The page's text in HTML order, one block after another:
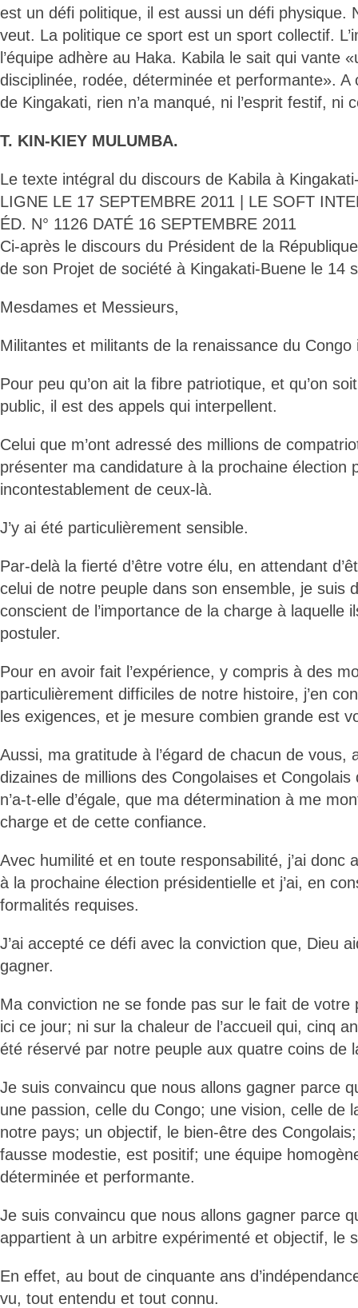
est un défi politique, il est aussi un défi physique.
veut. La politique ce sport est un sport collectif.
l’équipe adhère au Haka. Kabila le sait qui vante
disciplinée, rodée, déterminée et performante». A
de Kingakati, rien n’a manqué, ni l’esprit festif, ni
T. KIN-KIEY MULUMBA.
Le texte intégral du discours de Kabila à
LIGNE LE 17 SEPTEMBRE 2011 | LE SOFT
ÉD. N° 1126 DATÉ 16 SEPTEMBRE 2011
Ci-après le discours du Président de la
de son Projet de société à Kingakati-Buene le 14
Mesdames et Messieurs,
Militantes et militants de la renaissance du Congo
Pour peu qu’on ait la fibre patriotique, et qu’on
public, il est des appels qui interpellent.
Celui que m’ont adressé des millions de
présenter ma candidature à la prochaine élection
incontestablement de ceux-là.
J’y ai été particulièrement sensible.
Par-delà la fierté d’être votre élu, en attendant
celui de notre peuple dans son ensemble, je suis
conscient de l’importance de la charge à laquelle
postuler.
Pour en avoir fait l’expérience, y compris à des
particulièrement difficiles de notre histoire, j’en
les exigences, et je mesure combien grande est
Aussi, ma gratitude à l’égard de chacun de vous,
dizaines de millions des Congolaises et
n’a-t-elle d’égale, que ma détermination à me
charge et de cette confiance.
Avec humilité et en toute responsabilité, j’ai donc
à la prochaine élection présidentielle et j’ai, en
formalités requises.
J’ai accepté ce défi avec la conviction que, Dieu
gagner.
Ma conviction ne se fonde pas sur le fait de votre
ici ce jour; ni sur la chaleur de l’accueil qui, cinq
été réservé par notre peuple aux quatre coins de
Je suis convaincu que nous allons gagner parce
une passion, celle du Congo; une vision, celle de
notre pays; un objectif, le bien-être des
fausse modestie, est positif; une équipe
déterminée et performante.
Je suis convaincu que nous allons gagner parce
appartient à un arbitre expérimenté et objectif, le
En effet, au bout de cinquante ans
vu, tout entendu et tout connu.